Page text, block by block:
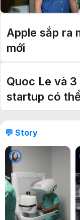
Apple sắp ra
mới
Quoc Le và
startup có
💬 Story